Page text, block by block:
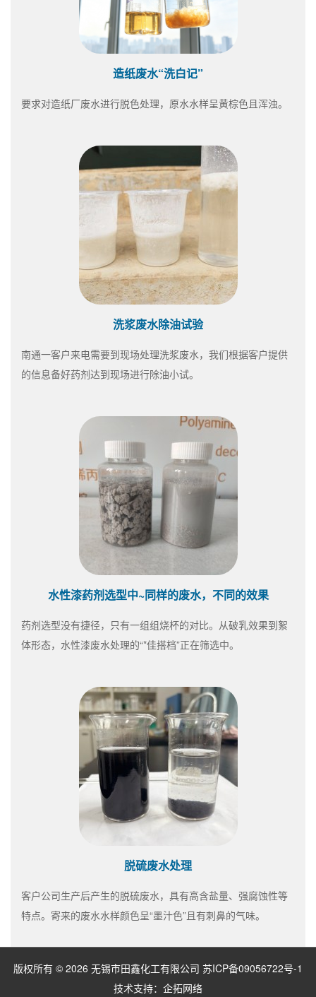
造纸废水“洗白记”
要求对造纸厂废水进行脱色处理，原水水样呈黄棕色且浑浊。
洗浆废水除油试验
南通一客户来电需要到现场处理洗浆废水，我们根据客户提供
的信息备好药剂达到现场进行除油小试。
水性漆药剂选型中~同样的废水，不同的效果
药剂选型没有捷径，只有一组组烧杯的对比。从破乳效果到絮
体形态，水性漆废水处理的“*佳搭档”正在筛选中。
脱硫废水处理
客户公司生产后产生的脱硫废水，具有高含盐量、强腐蚀性等
特点。寄来的废水水样颜色呈“墨汁色”且有刺鼻的气味。
版权所有 © 2026 无锡市田鑫化工有限公司 苏ICP备09056722号-1
技术支持： 企拓网络